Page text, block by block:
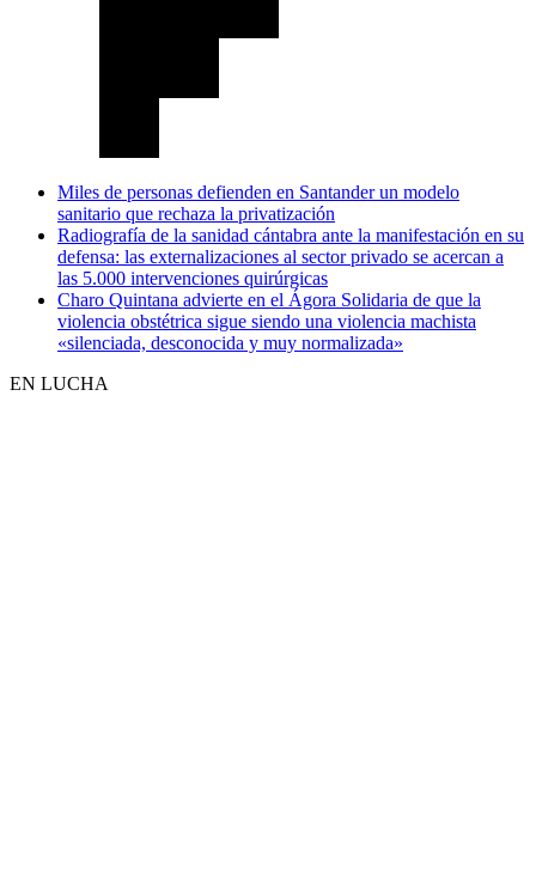
Miles de personas defienden en Santander un modelo
sanitario que rechaza la privatización
Radiografía de la sanidad cántabra ante la manifestación en su
defensa: las externalizaciones al sector privado se acercan a
las 5.000 intervenciones quirúrgicas
Charo Quintana advierte en el Ágora Solidaria de que la
violencia obstétrica sigue siendo una violencia machista
«silenciada, desconocida y muy normalizada»
EN LUCHA